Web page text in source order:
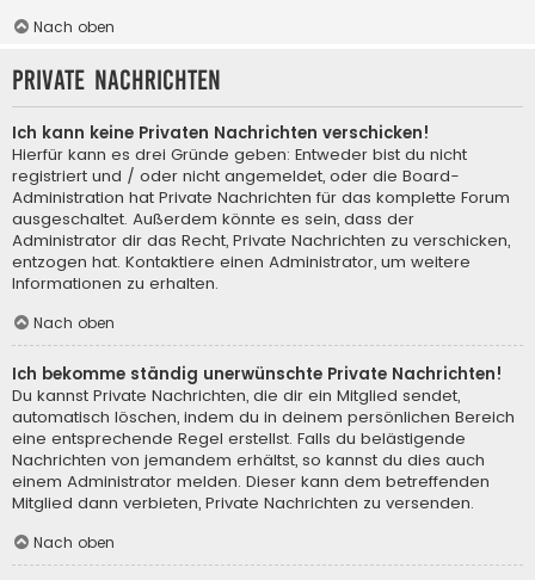
Nach oben
Private Nachrichten
Ich kann keine Privaten Nachrichten verschicken!
Hierfür kann es drei Gründe geben: Entweder bist du nicht
registriert und / oder nicht angemeldet, oder die Board-
Administration hat Private Nachrichten für das komplette Forum
ausgeschaltet. Außerdem könnte es sein, dass der
Administrator dir das Recht, Private Nachrichten zu verschicken,
entzogen hat. Kontaktiere einen Administrator, um weitere
Informationen zu erhalten.
Nach oben
Ich bekomme ständig unerwünschte Private Nachrichten!
Du kannst Private Nachrichten, die dir ein Mitglied sendet,
automatisch löschen, indem du in deinem persönlichen Bereich
eine entsprechende Regel erstellst. Falls du belästigende
Nachrichten von jemandem erhältst, so kannst du dies auch
einem Administrator melden. Dieser kann dem betreffenden
Mitglied dann verbieten, Private Nachrichten zu versenden.
Nach oben